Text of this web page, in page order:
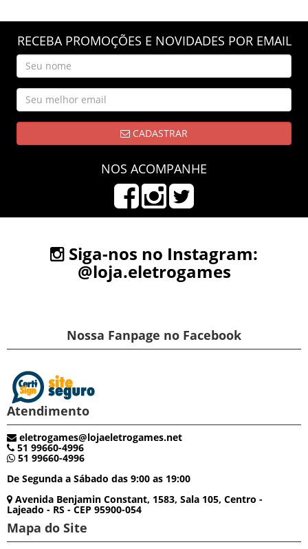
RECEBA PROMOÇÕES E NOVIDADES POR EMAIL
CADASTRAR
NOS ACOMPANHE
Siga-nos no Instagram:
@loja.eletrogames
Nossa Fanpage no Facebook
Atendimento
eletrogames@lojaeletrogames.net
51 99660-4996
51 99660-4996
De Segunda a Sábado das 9:00 as 19:00
Avenida Benjamin Constant, 1583, Sala 105, Centro -
Lajeado - RS - CEP 95900-054
Mapa do Site